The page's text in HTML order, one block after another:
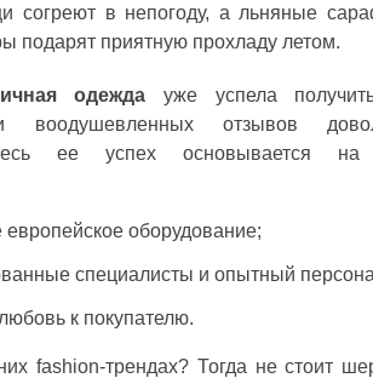
согреют в непогоду, а льняные
подарят приятную прохладу летом.
одеждауже успела
воодушевленных отзывов
ее успех основывается на
европейское оборудование;
специалисты и опытный
к покупателю.
fashion-трендах? Тогда не стоит